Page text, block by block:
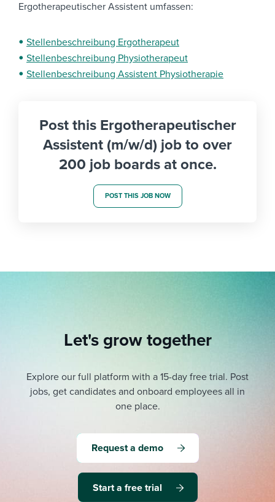
Ergotherapeutischer Assistent umfassen:
Stellenbeschreibung Ergotherapeut
Stellenbeschreibung Physiotherapeut
Stellenbeschreibung Assistent Physiotherapie
Post this Ergotherapeutischer
Assistent (m/w/d) job to over
200 job boards at once.
POST THIS JOB NOW
Let's grow together
Explore our full platform with a 15-day free trial. Post
jobs, get candidates and onboard employees all in
one place.
Request a demo
Start a free trial